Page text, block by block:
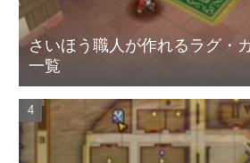
さいほう職人が作れるラグ・
一覧